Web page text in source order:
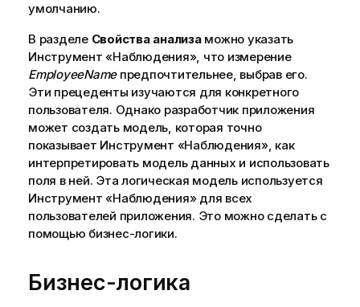
умолчанию.
В разделе Свойства анализаможно указать
Инструмент «Наблюдения», что измерение
EmployeeNameпредпочтительнее, выбрав его.
Эти прецеденты изучаются для конкретного
пользователя. Однако разработчик приложения
может создать модель, которая точно
показывает Инструмент «Наблюдения», как
интерпретировать модель данных и использовать
поля в ней. Эта логическая модельиспользуется
Инструмент «Наблюдения»для всех
пользователей приложения. Это можно сделать с
помощью бизнес-логики.
Бизнес-логика